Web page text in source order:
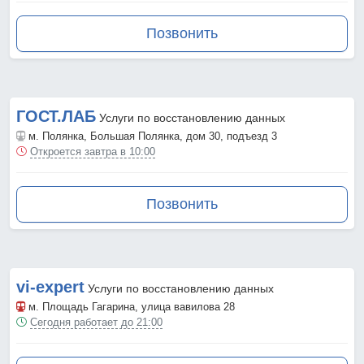
Позвонить
ГОСТ.ЛАБ Услуги по восстановлению данных
м. Полянка, Большая Полянка, дом 30, подъезд 3
Откроется завтра в 10:00
Позвонить
vi-expert Услуги по восстановлению данных
м. Площадь Гагарина, улица вавилова 28
Сегодня работает до 21:00